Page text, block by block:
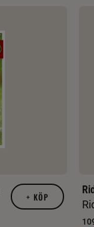
+ KÖP